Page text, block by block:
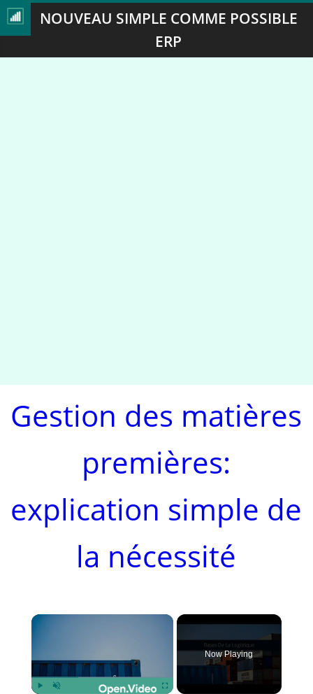
NOUVEAU SIMPLE COMME POSSIBLE
ERP
Gestion des matières
premières:
explication simple de
la nécessité
×
Now Playing